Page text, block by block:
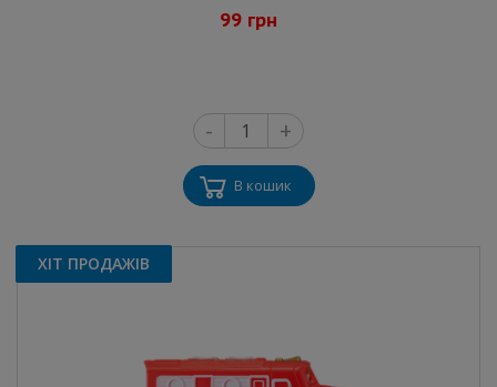
99 грн
- +
В кошик
ХІТ ПРОДАЖІВ